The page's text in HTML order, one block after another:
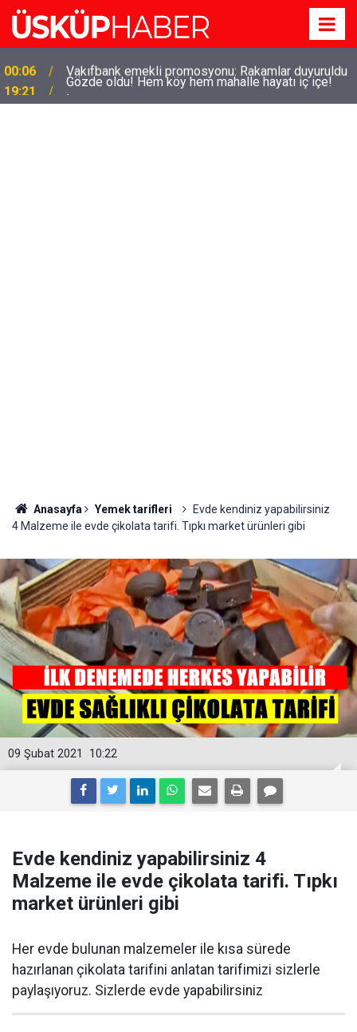
19:21
Gözde oldu! Hem köy hem mahalle hayatı iç içe!
İzmir'deki doğal semt
Anasayfa Yemek tarifleri
Evde kendiniz yapabilirsiniz
4 Malzeme ile evde çikolata tarifi. Tıpkı market ürünleri gibi
10:22
09 Şubat 2021
Evde kendiniz yapabilirsiniz 4
Malzeme ile evde çikolata tarifi. Tıpkı
market ürünleri gibi
Her evde bulunan malzemeler ile kısa sürede
hazırlanan çikolata tarifini anlatan tarifimizi sizlerle
paylaşıyoruz. Sizlerde evde yapabilirsiniz